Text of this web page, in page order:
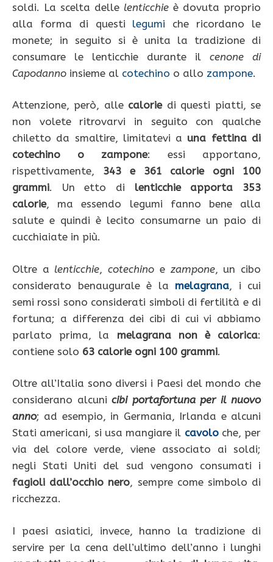
soldi. La scelta delle lenticchie è dovuta proprio
alla forma di questi legumi che ricordano le
monete; in seguito si è unita la tradizione di
consumare le lenticchie durante il cenone di
Capodanno insieme al cotechino o allo zampone.
Attenzione, però, alle caloriedi questi piatti, se
non volete ritrovarvi in seguito con qualche
chiletto da smaltire, limitatevi a una fettina di
cotechino o zampone: essi apportano,
rispettivamente, 343 e 361 calorie ogni 100
grammi. Un etto di lenticchie apporta 353
calorie, ma essendo legumi fanno bene alla
salute e quindi è lecito consumarne un paio di
cucchiaiate in più.
Oltre a lenticchie,cotechino e zampone, un cibo
considerato benaugurale è la melagrana, i cui
semi rossi sono considerati simboli di fertilità e di
fortuna; a differenza dei cibi di cui vi abbiamo
parlato prima, la melagrana non è calorica:
contiene solo 63 calorie ogni 100 grammi.
Oltre all’Italia sono diversi i Paesi del mondo che
considerano alcuni cibi portafortuna per il nuovo
anno; ad esempio, in Germania, Irlanda e alcuni
Stati americani, si usa mangiare il cavoloche, per
via del colore verde, viene associato ai soldi;
negli Stati Uniti del sud vengono consumati i
fagioli dall’occhio nero, sempre come simbolo di
ricchezza.
I paesi asiatici, invece, hanno la tradizione di
servire per la cena dell’ultimo dell’anno i lunghi